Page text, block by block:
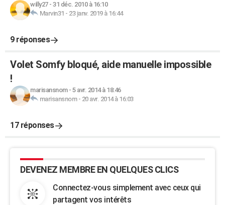
willy27- 31 déc. 2010 à 16:10
Marvin31 - 23 janv. 2019 à 16:44
9 réponses
Volet Somfy bloqué, aide manuelle impossible
!
marisansnom- 5 avr. 2014 à 18:46
marisansnom- 20 avr. 2014 à 16:03
17 réponses
DEVENEZ MEMBRE EN QUELQUES CLICS
Connectez-vous simplement avec ceux qui
partagent vos intérêts